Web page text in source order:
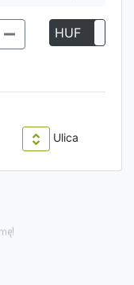
HUF
Ulica